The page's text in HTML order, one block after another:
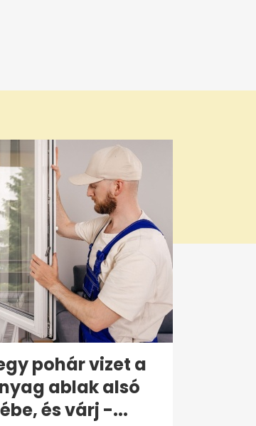
pohár vizet a
ablak alsó
és várj -...